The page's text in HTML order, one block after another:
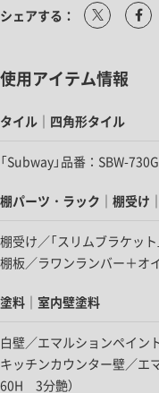
シェアする：
使用アイテム情報
タイル｜四角形タイル
「Subway」品番：SBW-
棚パーツ・ラック｜棚受け
棚受け／「スリムブラケット
棚板／ラワンランバー＋オ
塗料｜室内壁塗料
白壁／エマルションペイン
キッチンカウンター壁／エ
60H 3分艶）